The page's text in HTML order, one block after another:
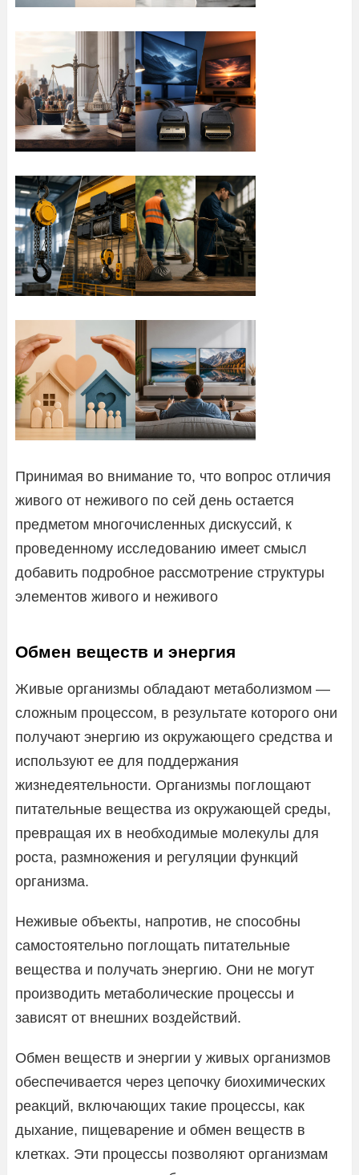
Принимая во внимание то, что вопрос отличия
живого от неживого по сей день остается
предметом многочисленных дискуссий, к
проведенному исследованию имеет смысл
добавить подробное рассмотрение структуры
элементов живого и неживого
Обмен веществ и энергия
Живые организмы обладают метаболизмом —
сложным процессом, в результате которого они
получают энергию из окружающего средства и
используют ее для поддержания
жизнедеятельности. Организмы поглощают
питательные вещества из окружающей среды,
превращая их в необходимые молекулы для
роста, размножения и регуляции функций
организма.
Неживые объекты, напротив, не способны
самостоятельно поглощать питательные
вещества и получать энергию. Они не могут
производить метаболические процессы и
зависят от внешних воздействий.
Обмен веществ и энергии у живых организмов
обеспечивается через цепочку биохимических
реакций, включающих такие процессы, как
дыхание, пищеварение и обмен веществ в
клетках. Эти процессы позволяют организмам